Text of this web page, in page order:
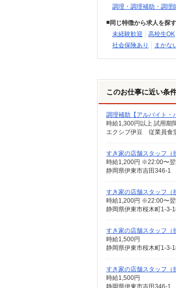
調理・調理補助・調理
同じ特徴から求人を探す
未経験歓迎
高校生OK
社会保険あり
まかな
このお仕事に近い条
調理補助【アルバイト・
時給1,300円以上 試用期
エクシブ伊豆 従業員食
すき家の店舗スタッフ（
時給1,200円 ※22:00〜
静岡県伊東市吉田346-1
すき家の店舗スタッフ（
時給1,200円 ※22:00〜
静岡県伊東市桜木町1-3-
すき家の店舗スタッフ（
時給1,500円
静岡県伊東市桜木町1-3-
すき家の店舗スタッフ（
時給1,500円
静岡県伊東市吉田346-1